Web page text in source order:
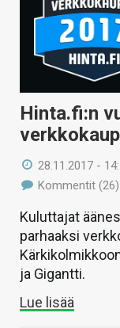
Hinta.fi:n
28.11.2017 -
Kommentit (26)
Kuluttajat
parhaaksi
ja Gigantti.
Lue lisää